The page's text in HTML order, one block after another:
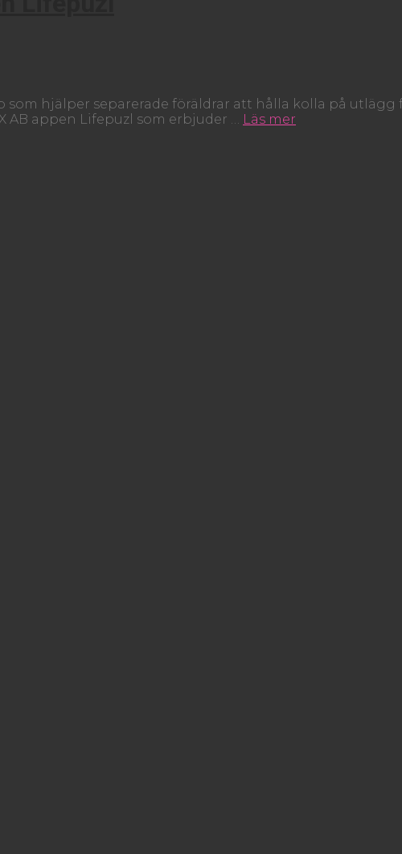
som hjälper separerade föräldrar att hålla kolla på utlägg
AB appen Lifepuzl som erbjuder …
Läs mer